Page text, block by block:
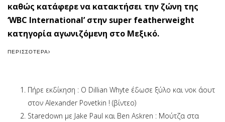
καθώς κατάφερε να κατακτήσει την ζώνη της
‘WBC International’ στην super featherweight
κατηγορία αγωνιζόμενη στο Μεξικό.
ΠΕΡΙΣΣΌΤΕΡΑ
Πήρε εκδίκηση : Ο Dillian Whyte έδωσε ξύλο και νοκ άουτ
στον Alexander Povetkin ! (βίντεο)
Staredown με Jake Paul και Ben Askren : Μούτζα στα